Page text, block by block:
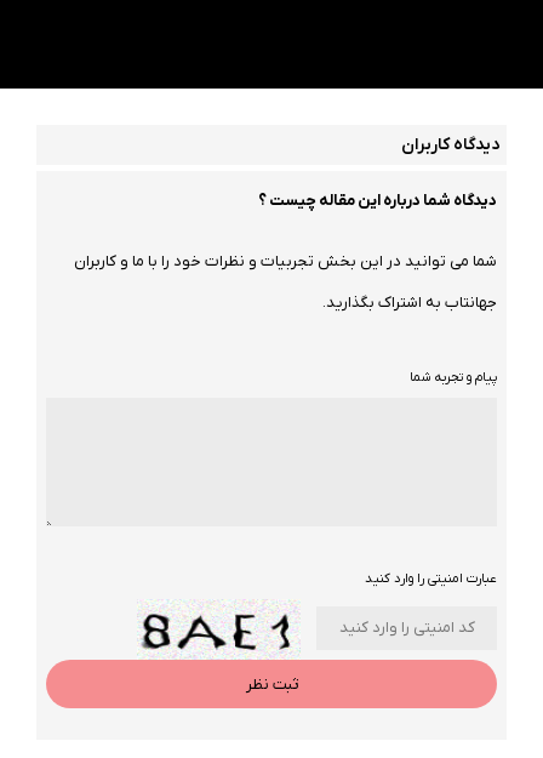
دیدگاه کاربران
دیدگاه شما درباره این مقاله چیست ؟
شما می توانید در این بخش تجربیات و نظرات خود را با ما و کاربران
جهانتاب به اشتراک بگذارید.
پیام و تجربه شما
عبارت امنیتی را وارد کنید
ثبت نظر